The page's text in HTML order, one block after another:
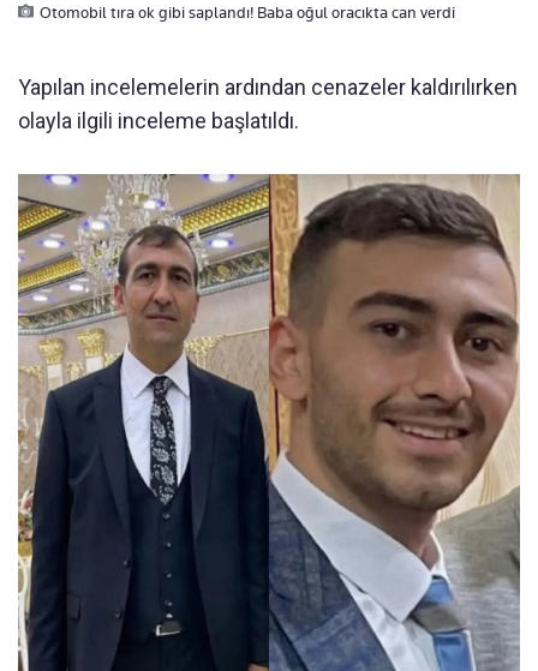
Otomobil tıra ok gibi saplandı! Baba oğul oracıkta can verdi
Yapılan incelemelerin ardından cenazeler kaldırılırken
olayla ilgili inceleme başlatıldı.